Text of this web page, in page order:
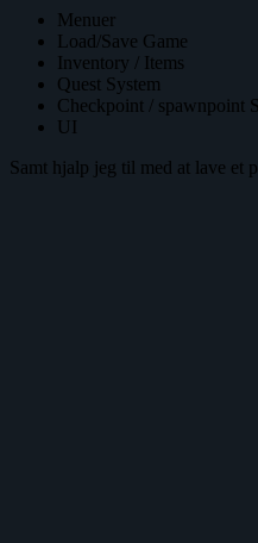
Menuer
Load/Save Game
Inventory / Items
Quest System
Checkpoint / spawnpoint
UI
Samt hjalp jeg til med at lave et